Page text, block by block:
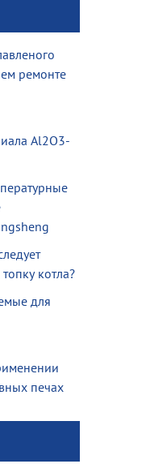
ремонте
Al2O3-
котла?
для
печах